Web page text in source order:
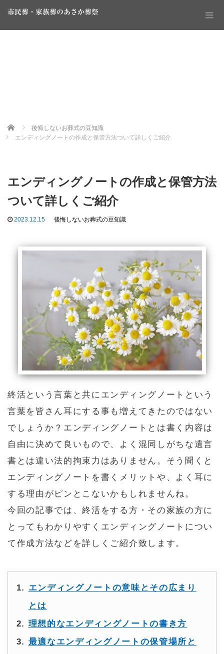
市民葬・家族葬のあさか葬祭
Home
後悔しないお葬式の豆知識
エンディングノートの作成と保管方法ついて詳しくご紹介
エンディングノートの作成と保管方法
ついて詳しくご紹介
2023.12.15 後悔しないお葬式の豆知識
終活という言葉と共にエンディングノートという
言葉を皆さん耳にする事も増えてきたのではない
でしょうか？エンディングノートとは書く内容は
自由に決めて良いもので、よく混同しがちな遺言
書とは違い法的拘束力はありません。そう聞くと
エンディングノートを書くメリットや、よく耳に
する理由がピンとこないかもしれませんね。
今回の記事では、終活をする方・その家族の方に
とってもわかりやすくエンディングノートについ
て作成方法などを詳しくご紹介致します。
エンディングノートの意味とその広まり
とは
理想的なエンディングノートの書き方
最適なエンディングノートの保管場所と